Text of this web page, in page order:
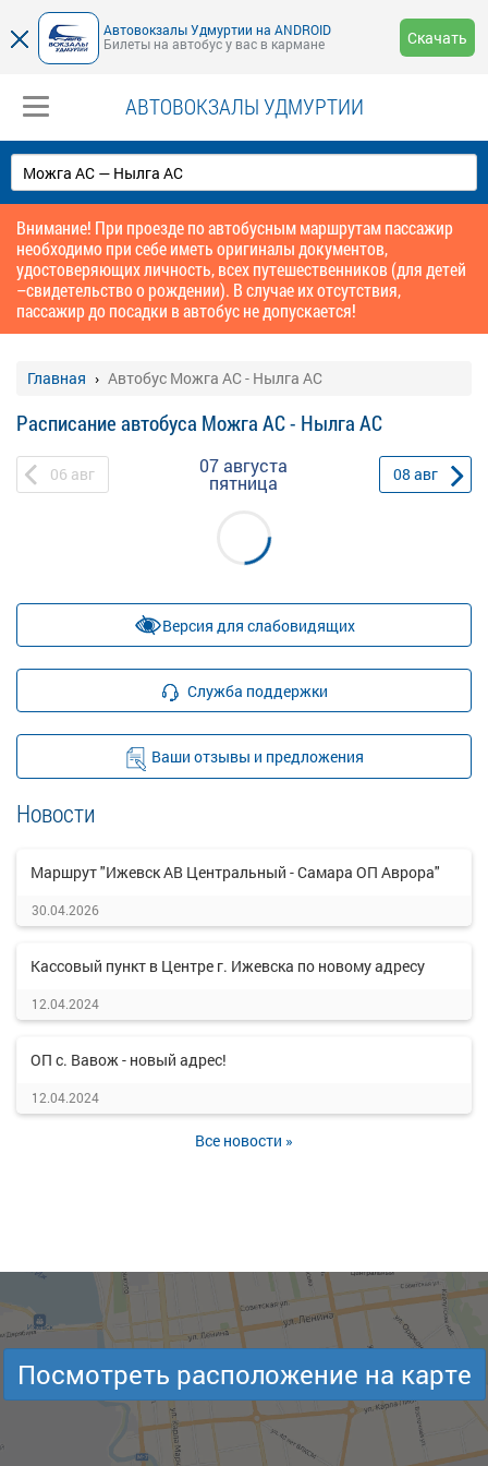
Автовокзалы Удмуртии на ANDROID
Билеты на автобус у вас в кармане
Скачать
АВТОВОКЗАЛЫ УДМУРТИИ
Внимание! При проезде по автобусным маршрутам пассажир
необходимо при себе иметь оригиналы документов,
удостоверяющих личность, всех путешественников (для детей
–свидетельство о рождении). В случае их отсутствия,
пассажир до посадки в автобус не допускается!
Главная Автобус Можга АС - Нылга АС
Расписание автобуса Можга АС - Нылга АС
06 авг 07 августа
пятница 08 авг
Версия для слабовидящих
Служба поддержки
Ваши отзывы и предложения
Новости
Маршрут "Ижевск АВ Центральный - Самара ОП Аврора"
30.04.2026
Кассовый пункт в Центре г. Ижевска по новому адресу
12.04.2024
ОП с. Вавож - новый адрес!
12.04.2024
Все новости »
Посмотреть расположение на карте